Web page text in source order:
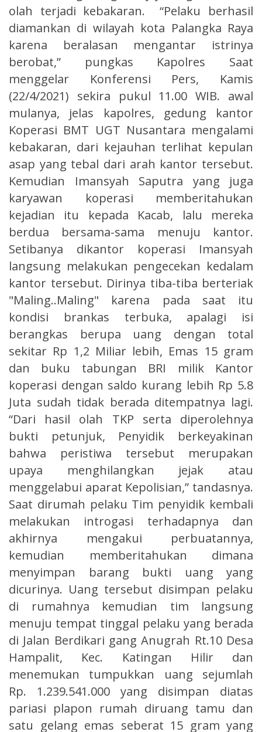
olah terjadi kebakaran. “Pelaku berhasil
diamankan di wilayah kota Palangka Raya
karena beralasan mengantar istrinya
berobat,” pungkas Kapolres Saat
menggelar Konferensi Pers, Kamis
(22/4/2021) sekira pukul 11.00 WIB. awal
mulanya, jelas kapolres, gedung kantor
Koperasi BMT UGT Nusantara mengalami
kebakaran, dari kejauhan terlihat kepulan
asap yang tebal dari arah kantor tersebut.
Kemudian Imansyah Saputra yang juga
karyawan koperasi memberitahukan
kejadian itu kepada Kacab, lalu mereka
berdua bersama-sama menuju kantor.
Setibanya dikantor koperasi Imansyah
langsung melakukan pengecekan kedalam
kantor tersebut. Dirinya tiba-tiba berteriak
"Maling..Maling" karena pada saat itu
kondisi brankas terbuka, apalagi isi
berangkas berupa uang dengan total
sekitar Rp 1,2 Miliar lebih, Emas 15 gram
dan buku tabungan BRI milik Kantor
koperasi dengan saldo kurang lebih Rp 5.8
Juta sudah tidak berada ditempatnya lagi.
“Dari hasil olah TKP serta diperolehnya
bukti petunjuk, Penyidik berkeyakinan
bahwa peristiwa tersebut merupakan
upaya menghilangkan jejak atau
menggelabui aparat Kepolisian,” tandasnya.
Saat dirumah pelaku Tim penyidik kembali
melakukan introgasi terhadapnya dan
akhirnya mengakui perbuatannya,
kemudian memberitahukan dimana
menyimpan barang bukti uang yang
dicurinya. Uang tersebut disimpan pelaku
di rumahnya kemudian tim langsung
menuju tempat tinggal pelaku yang berada
di Jalan Berdikari gang Anugrah Rt.10 Desa
Hampalit, Kec. Katingan Hilir dan
menemukan tumpukkan uang sejumlah
Rp. 1.239.541.000 yang disimpan diatas
pariasi plapon rumah diruang tamu dan
satu gelang emas seberat 15 gram yang